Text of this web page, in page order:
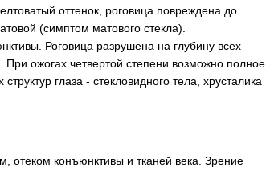
оттенок, роговица повреждена до
(симптом матового стекла).
Роговица разрушена на глубину всех
ожогах четвертой степени возможно полное
глаза - стекловидного тела, хрусталика
отеком конъюнктивы и тканей века. Зрение